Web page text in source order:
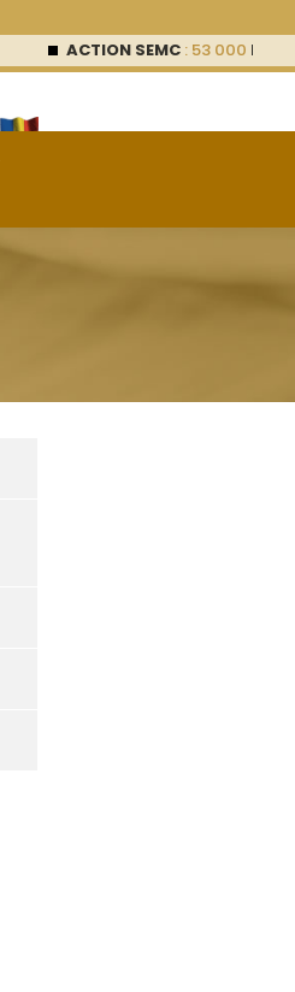
: 53 000FCFA (0 %)